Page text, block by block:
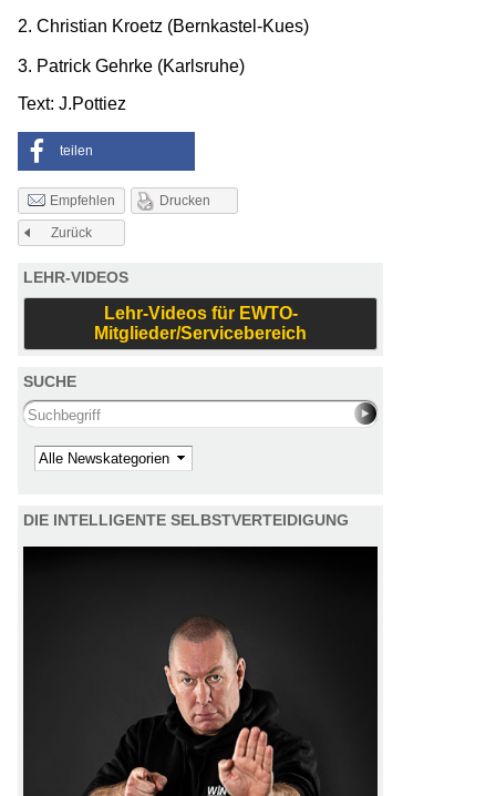
2. Christian Kroetz (Bernkastel-Kues)
3. Patrick Gehrke (Karlsruhe)
Text: J.Pottiez
teilen
Empfehlen Drucken
Zurück
LEHR-VIDEOS
Lehr-Videos für EWTO-
Mitglieder/Servicebereich
SUCHE
Search this site
Kategorie
DIE INTELLIGENTE SELBSTVERTEIDIGUNG